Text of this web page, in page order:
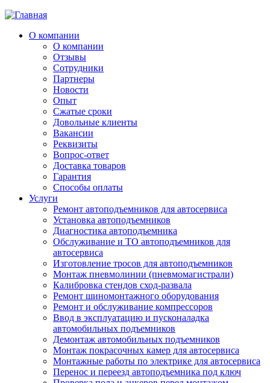
О компании
О компании
Отзывы
Сотрудники
Партнеры
Новости
Опыт
Сжатые сроки
Довольные клиенты
Вакансии
Реквизиты
Вопрос-ответ
Доставка товаров
Гарантия
Способы оплаты
Услуги
Ремонт автоподъемников для автосервиса
Установка автоподъемников
Диагностика автоподъемника
Обслуживание и ТО автоподъемников для
автосервиса
Изготовление тросов для автоподъемников
Монтаж пневмолинии (пневмомагистрали)
Калибровка стендов сход-развала
Ремонт шиномонтажного оборудования
Ремонт и обслуживание компрессоров
Ввод в эксплуатацию и пусконаладка
автомобильных подъемников
Демонтаж автомобильных подъемников
Монтаж покрасочных камер для автосервиса
Монтажные работы по электрике для автосервиса
Перенос и переезд автоподъемника под ключ